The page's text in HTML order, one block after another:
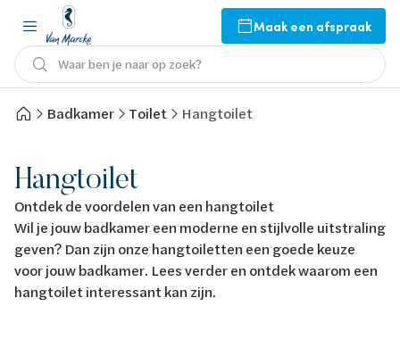
Maak een afspraak
Waar ben je naar op zoek?
Badkamer Toilet Hangtoilet
Hangtoilet
Ontdek de voordelen van een hangtoilet
Wil je jouw badkamer een moderne en stijlvolle uitstraling
geven? Dan zijn onze hangtoiletten een goede keuze
voor jouw badkamer. Lees verder en ontdek waarom een
hangtoilet interessant kan zijn.